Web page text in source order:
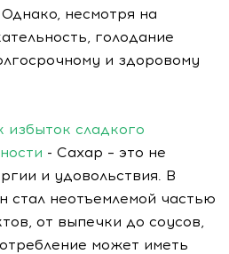
несмотря на
голодание
и здоровому
избыток сладкого
- Сахар – это не
и удовольствия. В
стал неотъемлемой частью
от выпечки до соусов,
может иметь